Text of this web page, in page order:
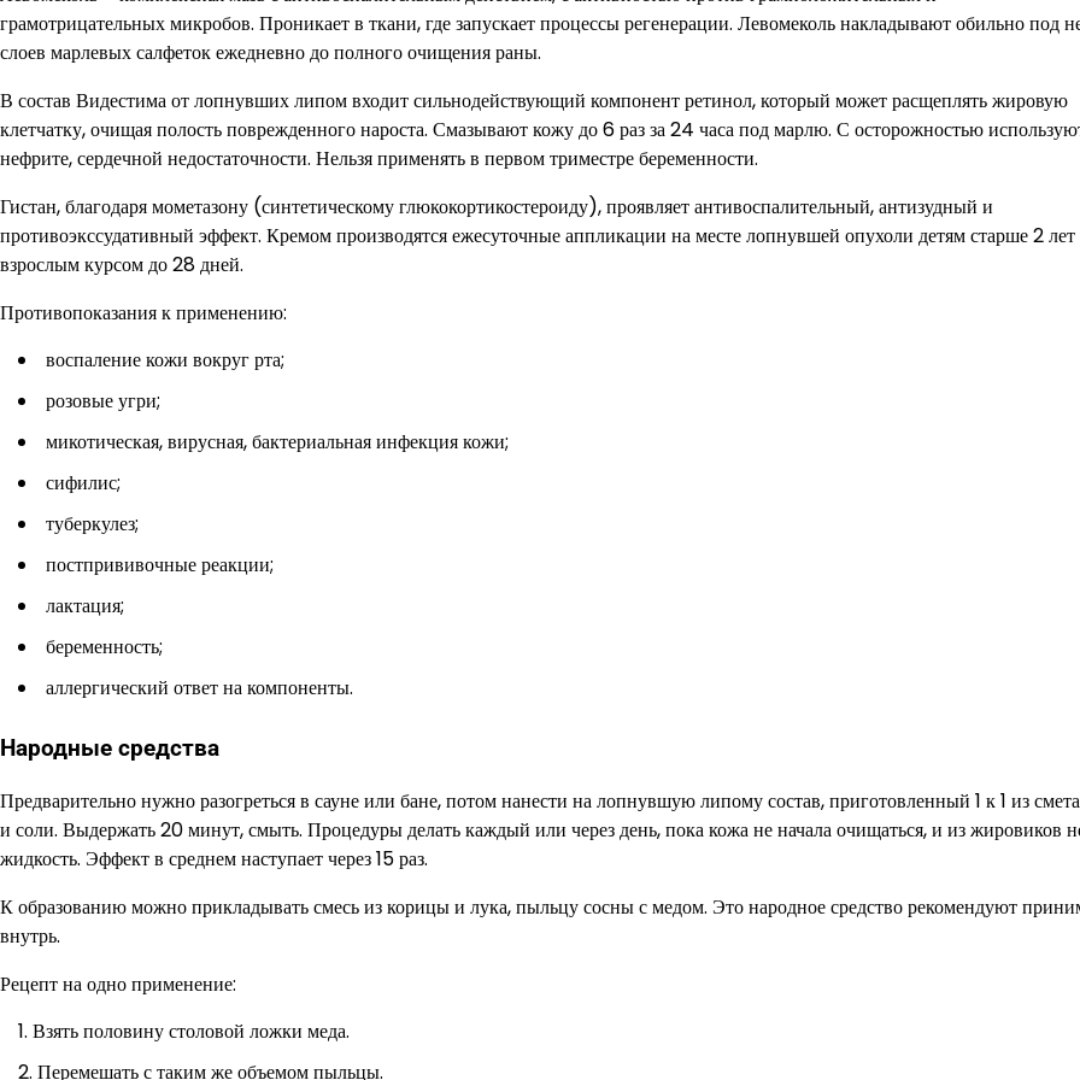
грамотрицательных микробов. Проникает в ткани, где запускает процессы регенерации. Левомеколь накладывают обильно под
слоев марлевых салфеток ежедневно до полного очищения раны.
В состав Видестима от лопнувших липом входит сильнодействующий компонент ретинол, который может расщеплять жировую
клетчатку, очищая полость поврежденного нароста. Смазывают кожу до 6 раз за 24 часа под марлю. С осторожностью
нефрите, сердечной недостаточности. Нельзя применять в первом триместре беременности.
Гистан, благодаря мометазону (синтетическому глюкокортикостероиду), проявляет антивоспалительный, антизудный и
противоэкссудативный эффект. Кремом производятся ежесуточные аппликации на месте лопнувшей опухоли детям старше 2 лет
взрослым курсом до 28 дней.
Противопоказания к применению:
воспаление кожи вокруг рта;
розовые угри;
микотическая, вирусная, бактериальная инфекция кожи;
сифилис;
туберкулез;
постпрививочные реакции;
лактация;
беременность;
аллергический ответ на компоненты.
Народные средства
Предварительно нужно разогреться в сауне или бане, потом нанести на лопнувшую липому состав, приготовленный 1 к 1 из
и соли. Выдержать 20 минут, смыть. Процедуры делать каждый или через день, пока кожа не начала очищаться, и из жировиков
жидкость. Эффект в среднем наступает через 15 раз.
К образованию можно прикладывать смесь из корицы и лука, пыльцу сосны с медом. Это народное средство рекомендуют
внутрь.
Рецепт на одно применение:
Взять половину столовой ложки меда.
Перемешать с таким же объемом пыльцы.